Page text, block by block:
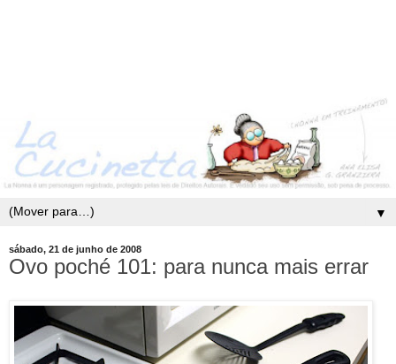
▼
sábado, 21 de junho de 2008
Ovo poché 101: para nunca mais errar